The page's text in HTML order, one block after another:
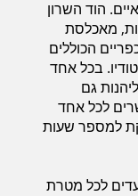
הוד השרון
מאכלסת
הכוללים
בכל אחד
גם
לכל אחד
למספר שעות
לכל מטרת